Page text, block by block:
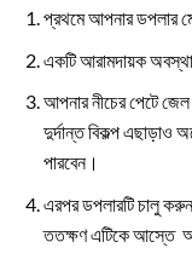
প্রথমে আপনার ডপলার
একটি আরামদায়ক
আপনার নীচের পেটে
দুর্দান্ত বিকল্প
পারবেন।
এরপর ডপলারটি চালু করুন
ততক্ষণ এটিকে আস্তে